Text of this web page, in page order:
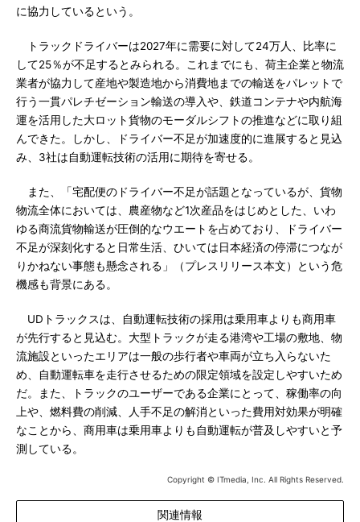
に協力しているという。
トラックドライバーは2027年に需要に対して24万人、比率に
して25％が不足するとみられる。これまでにも、荷主企業と物流
業者が協力して産地や製造地から消費地までの輸送をパレットで
行う一貫パレチゼーション輸送の導入や、鉄道コンテナや内航海
運を活用した大ロット貨物のモーダルシフトの推進などに取り組
んできた。しかし、ドライバー不足が加速度的に進展すると見込
み、3社は自動運転技術の活用に期待を寄せる。
また、「宅配便のドライバー不足が話題となっているが、貨物
物流全体においては、農産物など1次産品をはじめとした、いわ
ゆる商流貨物輸送が圧倒的なウエートを占めており、ドライバー
不足が深刻化すると日常生活、ひいては日本経済の停滞につなが
りかねない事態も懸念される」（プレスリリース本文）という危
機感も背景にある。
UDトラックスは、自動運転技術の採用は乗用車よりも商用車
が先行すると見込む。大型トラックが走る港湾や工場の敷地、物
流施設といったエリアは一般の歩行者や車両が立ち入らないた
め、自動運転車を走行させるための限定領域を設定しやすいため
だ。また、トラックのユーザーである企業にとって、稼働率の向
上や、燃料費の削減、人手不足の解消といった費用対効果が明確
なことから、商用車は乗用車よりも自動運転が普及しやすいと予
測している。
Copyright © ITmedia, Inc. All Rights Reserved.
関連情報